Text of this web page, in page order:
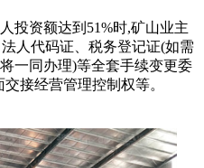
投资额达到51%时,矿山业主
人代码证、税务登记证(如需
一同办理)等全套手续变更委
接经营管理控制权等。